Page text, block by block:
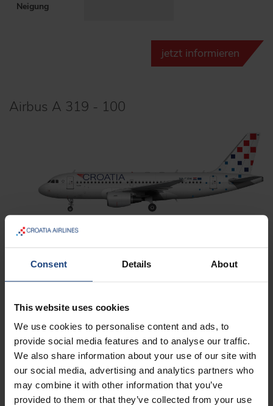
Consent Details About
This website uses cookies
We use cookies to personalise content and ads, to
provide social media features and to analyse our traffic.
We also share information about your use of our site with
our social media, advertising and analytics partners who
may combine it with other information that you’ve
provided to them or that they’ve collected from your use
Neigung
jetzt informieren
Airbus A 319 - 100
Flugzeugkabine
Konfiguration
Reihen
Reihe am
Notausgang
3x3
25
9, 10